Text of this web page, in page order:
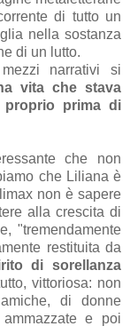
di tutto un
nella sostanza
di un lutto.
narrativi si
vita che stava
proprio prima di
che non
che Liliana è
non è sapere
alla crescita di
"tremendamente
restituita da
di sorellanza
vittoriosa: non
di donne
e poi